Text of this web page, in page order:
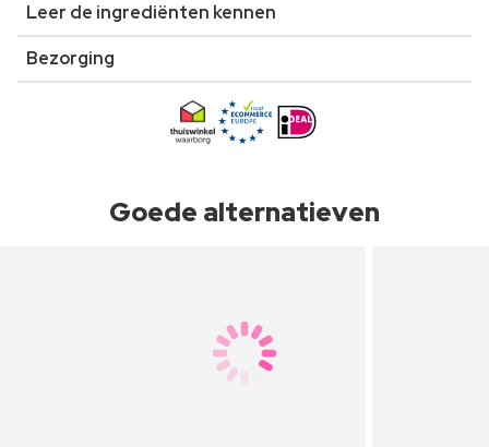
Leer de ingrediënten kennen
Bezorging
Goede alternatieven